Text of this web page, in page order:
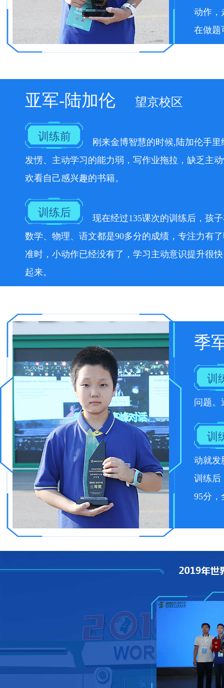
动作，
在做题
亚军-陆加伦 望京校区
训练前
刚来金博智慧的时候,陆加伦手
发愣、主动学习的能力弱，写作业拖拉，缺乏主
欢看自己感兴趣的书籍。
训练后
现在经过135课次的训练后，孩
数学、物理、语文都是90多分的成绩，专注力有
准时，小动作已经没有了，学习主动意识提升很
起来。
季
训
问题。
训
动就发
训练后
95分，